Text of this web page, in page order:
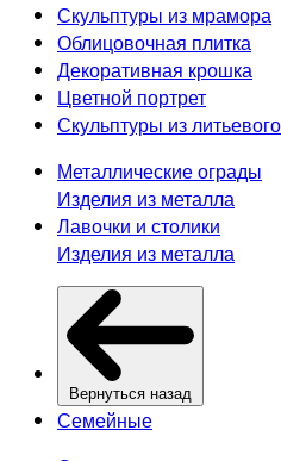
Скульптуры из мрамора
Облицовочная плитка
Декоративная крошка
Цветной портрет
Скульптуры из
Металлические ограды
Изделия из металла
Лавочки и столики
Изделия из металла
Вернуться назад
Семейные